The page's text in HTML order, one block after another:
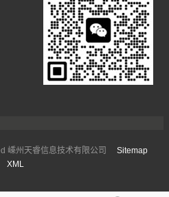
嵊州天睿信息技术有限公司 Sitemap
XML